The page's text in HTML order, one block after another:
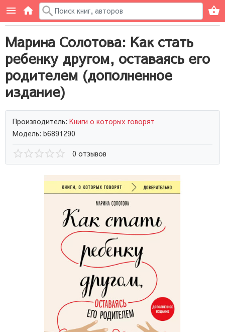
Марина Солотова: Как стать
ребенку другом, оставаясь его
родителем (дополненное
издание)
Производитель: Книги о которых говорят
Модель: b6891290
0 отзывов